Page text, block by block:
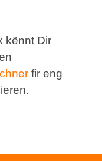
kënnt Dir
fir eng